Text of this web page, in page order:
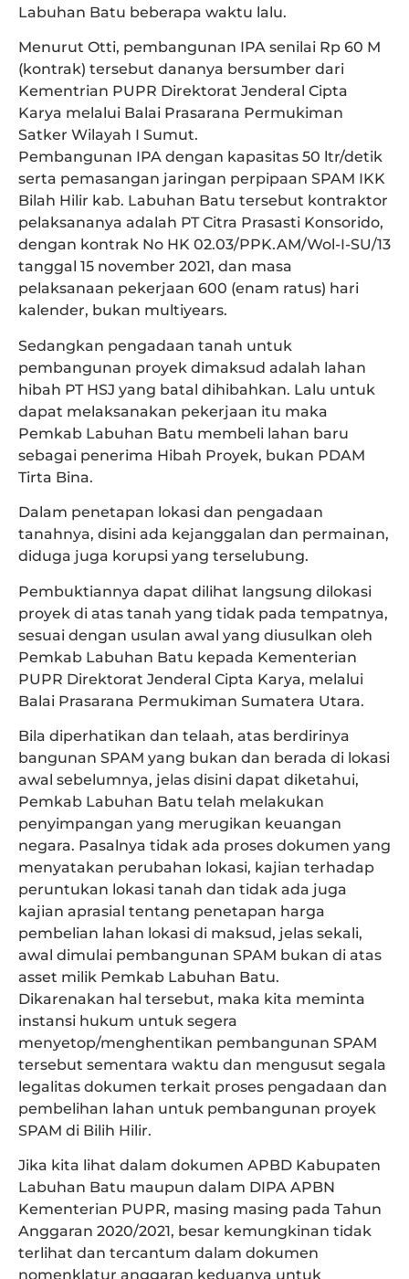
Labuhan Batu beberapa waktu lalu.
Menurut Otti, pembangunan IPA senilai Rp 60 M
(kontrak) tersebut dananya bersumber dari
Kementrian PUPR Direktorat Jenderal Cipta
Karya melalui Balai Prasarana Permukiman
Satker Wilayah I Sumut.
Pembangunan IPA dengan kapasitas 50 ltr/detik
serta pemasangan jaringan perpipaan SPAM IKK
Bilah Hilir kab. Labuhan Batu tersebut kontraktor
pelaksananya adalah PT Citra Prasasti Konsorido,
dengan kontrak No HK 02.03/PPK.AM/Wol-I-SU/13
tanggal 15 november 2021, dan masa
pelaksanaan pekerjaan 600 (enam ratus) hari
kalender, bukan multiyears.
Sedangkan pengadaan tanah untuk
pembangunan proyek dimaksud adalah lahan
hibah PT HSJ yang batal dihibahkan. Lalu untuk
dapat melaksanakan pekerjaan itu maka
Pemkab Labuhan Batu membeli lahan baru
sebagai penerima Hibah Proyek, bukan PDAM
Tirta Bina.
Dalam penetapan lokasi dan pengadaan
tanahnya, disini ada kejanggalan dan permainan,
diduga juga korupsi yang terselubung.
Pembuktiannya dapat dilihat langsung dilokasi
proyek di atas tanah yang tidak pada tempatnya,
sesuai dengan usulan awal yang diusulkan oleh
Pemkab Labuhan Batu kepada Kementerian
PUPR Direktorat Jenderal Cipta Karya, melalui
Balai Prasarana Permukiman Sumatera Utara.
Bila diperhatikan dan telaah, atas berdirinya
bangunan SPAM yang bukan dan berada di lokasi
awal sebelumnya, jelas disini dapat diketahui,
Pemkab Labuhan Batu telah melakukan
penyimpangan yang merugikan keuangan
negara. Pasalnya tidak ada proses dokumen yang
menyatakan perubahan lokasi, kajian terhadap
peruntukan lokasi tanah dan tidak ada juga
kajian aprasial tentang penetapan harga
pembelian lahan lokasi di maksud, jelas sekali,
awal dimulai pembangunan SPAM bukan di atas
asset milik Pemkab Labuhan Batu.
Dikarenakan hal tersebut, maka kita meminta
instansi hukum untuk segera
menyetop/menghentikan pembangunan SPAM
tersebut sementara waktu dan mengusut segala
legalitas dokumen terkait proses pengadaan dan
pembelihan lahan untuk pembangunan proyek
SPAM di Bilih Hilir.
Jika kita lihat dalam dokumen APBD Kabupaten
Labuhan Batu maupun dalam DIPA APBN
Kementerian PUPR, masing masing pada Tahun
Anggaran 2020/2021, besar kemungkinan tidak
terlihat dan tercantum dalam dokumen
nomenklatur anggaran keduanya untuk